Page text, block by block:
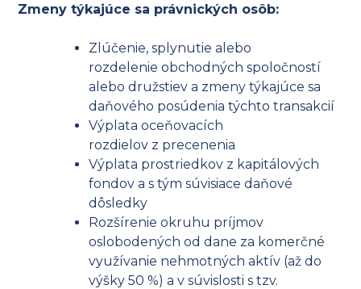
Zmeny týkajúce sa právnických osôb:
Zlúčenie, splynutie alebo
rozdelenie obchodných spoločností
alebo družstiev a zmeny týkajúce sa
daňového posúdenia týchto transakcií
Výplata oceňovacích
rozdielov z precenenia
Výplata prostriedkov z kapitálových
fondov a s tým súvisiace daňové
dôsledky
Rozšírenie okruhu príjmov
oslobodených od dane za komerčné
využívanie nehmotných aktív (až do
výšky 50 %) a v súvislosti s tzv.